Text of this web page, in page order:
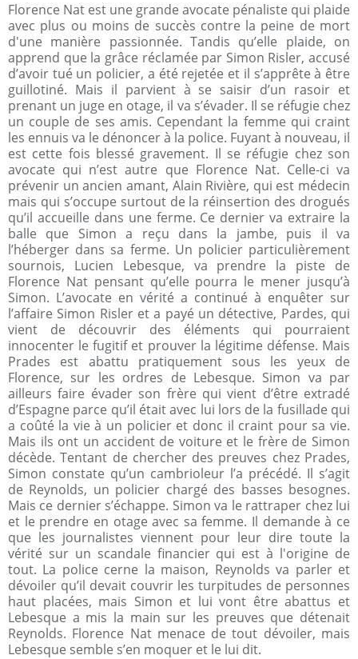
Florence Nat est une grande avocate pénaliste qui plaide
avec plus ou moins de succès contre la peine de mort
d'une manière passionnée. Tandis qu’elle plaide, on
apprend que la grâce réclamée par Simon Risler, accusé
d’avoir tué un policier, a été rejetée et il s’apprête à être
guillotiné. Mais il parvient à se saisir d’un rasoir et
prenant un juge en otage, il va s’évader. Il se réfugie chez
un couple de ses amis. Cependant la femme qui craint
les ennuis va le dénoncer à la police. Fuyant à nouveau, il
est cette fois blessé gravement. Il se réfugie chez son
avocate qui n’est autre que Florence Nat. Celle-ci va
prévenir un ancien amant, Alain Rivière, qui est médecin
mais qui s’occupe surtout de la réinsertion des drogués
qu’il accueille dans une ferme. Ce dernier va extraire la
balle que Simon a reçu dans la jambe, puis il va
l’héberger dans sa ferme. Un policier particulièrement
sournois, Lucien Lebesque, va prendre la piste de
Florence Nat pensant qu’elle pourra le mener jusqu’à
Simon. L’avocate en vérité a continué à enquêter sur
l’affaire Simon Risler et a payé un détective, Pardes, qui
vient de découvrir des éléments qui pourraient
innocenter le fugitif et prouver la légitime défense. Mais
Prades est abattu pratiquement sous les yeux de
Florence, sur les ordres de Lebesque. Simon va par
ailleurs faire évader son frère qui vient d’être extradé
d’Espagne parce qu’il était avec lui lors de la fusillade qui
a coûté la vie à un policier et donc il craint pour sa vie.
Mais ils ont un accident de voiture et le frère de Simon
décède. Tentant de chercher des preuves chez Prades,
Simon constate qu’un cambrioleur l’a précédé. Il s’agit
de Reynolds, un policier chargé des basses besognes.
Mais ce dernier s’échappe. Simon va le rattraper chez lui
et le prendre en otage avec sa femme. Il demande à ce
que les journalistes viennent pour leur dire toute la
vérité sur un scandale financier qui est à l'origine de
tout. La police cerne la maison, Reynolds va parler et
dévoiler qu’il devait couvrir les turpitudes de personnes
haut placées, mais Simon et lui vont être abattus et
Lebesque a mis la main sur les preuves que détenait
Reynolds. Florence Nat menace de tout dévoiler, mais
Lebesque semble s’en moquer et le lui dit.